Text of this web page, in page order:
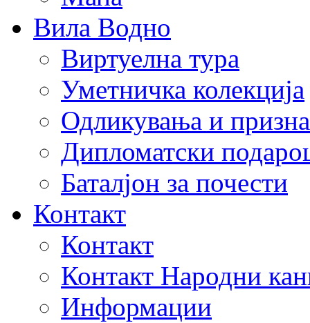
Вила Водно
Виртуелна тура
Уметничка колекција
Одликувања и
Дипломатски
Баталјон за почести
Контакт
Контакт
Контакт Народни
Информации